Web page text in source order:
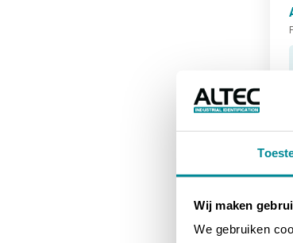
Wij maken
We gebruiken